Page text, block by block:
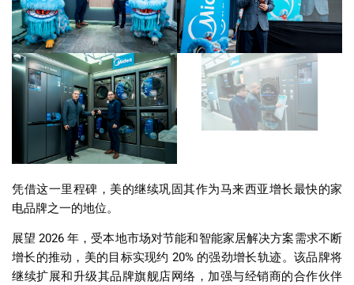
凭借这一里程碑，美的继续巩固其作为马来西亚增长最快的家
电品牌之一的地位。
展望 2026 年，受本地市场对节能和智能家居解决方案需求不断
增长的推动，美的目标实现约 20% 的强劲增长轨迹。该品牌将
继续扩展和升级其品牌旗舰店网络，加强与经销商的合作伙伴